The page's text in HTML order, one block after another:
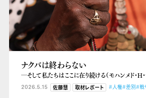
ナクバは終わらない
―そして私たちはここに在り続ける（モハンメド・H
2026.5.15 佐藤慧 取材レポート #人権#差別#戦